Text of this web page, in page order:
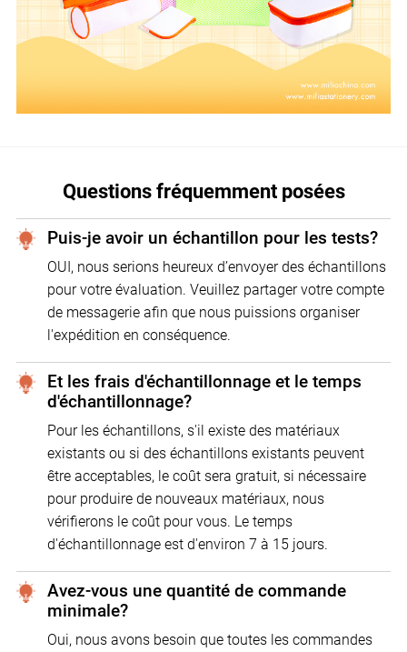
Questions fréquemment posées
Puis-je avoir un échantillon pour les tests?
OUI, nous serions heureux d’envoyer des échantillons
pour votre évaluation. Veuillez partager votre compte
de messagerie afin que nous puissions organiser
l'expédition en conséquence.
Et les frais d'échantillonnage et le temps
d'échantillonnage?
Pour les échantillons, s'il existe des matériaux
existants ou si des échantillons existants peuvent
être acceptables, le coût sera gratuit, si nécessaire
pour produire de nouveaux matériaux, nous
vérifierons le coût pour vous. Le temps
d'échantillonnage est d'environ 7 à 15 jours.
Avez-vous une quantité de commande
minimale?
Oui, nous avons besoin que toutes les commandes